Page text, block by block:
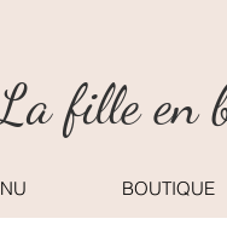
fille en
BOUTIQUE